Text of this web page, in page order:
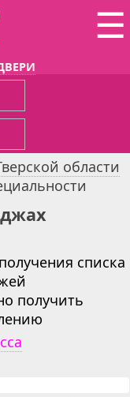
☰
области
списка
получить